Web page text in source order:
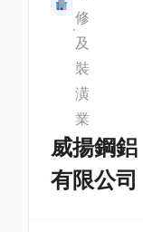
修
及
裝
潢
業
威揚鋼鋁
有限公司